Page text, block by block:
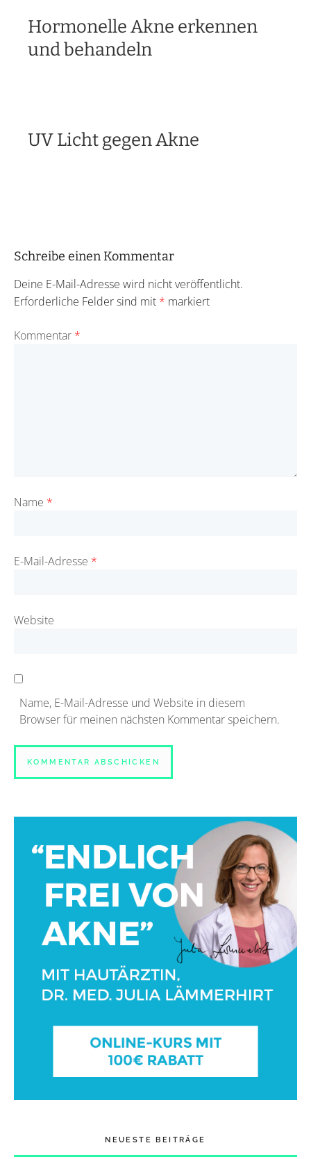
Hormonelle Akne erkennen
und behandeln
UV Licht gegen Akne
Schreibe einen Kommentar
Deine E-Mail-Adresse wird nicht veröffentlicht.
Erforderliche Felder sind mit * markiert
Kommentar *
Name *
E-Mail-Adresse *
Website
Name, E-Mail-Adresse und Website in diesem
Browser für meinen nächsten Kommentar speichern.
NEUESTE BEITRÄGE